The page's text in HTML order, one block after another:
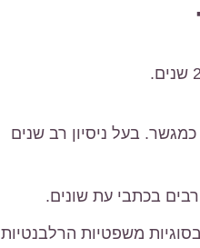
בעל ניסיון רב שנים
בכתבי עת שונים.
משפטיות הרלבנטיות